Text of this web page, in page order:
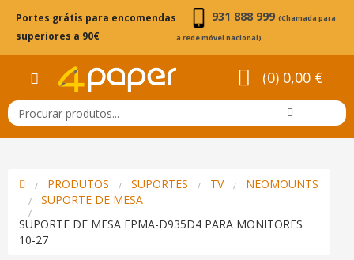
Portes grátis para encomendas
superiores a 90€
931 888 999 (Chamada para
a rede móvel nacional)
(0) 0,00 €
PRODUTOS SUPORTES TV
NEOMOUNTS
SUPORTE DE MESA
SUPORTE DE MESA FPMA-D935D4 PARA MONITORES
10-27